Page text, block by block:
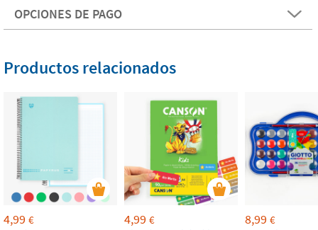
OPCIONES DE PAGO
Productos relacionados
4,99 €
4,99 €
8,99 €